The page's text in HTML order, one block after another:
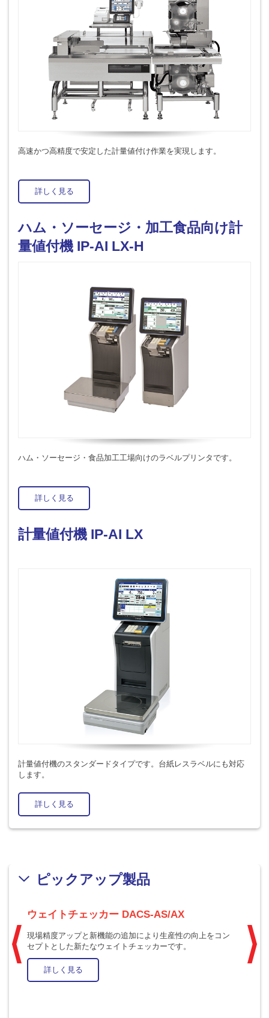
高速かつ高精度で安定した計量値付け作業を実現します。
詳しく見る
ハム・ソーセージ・加工食品向け計
量値付機 IP-AI LX-H
ハム・ソーセージ・食品加工工場向けのラベルプリンタです。
詳しく見る
計量値付機 IP-AI LX
計量値付機のスタンダードタイプです。台紙レスラベルにも対応
します。
詳しく見る
ピックアップ製品
ウェイトチェッカー DACS-AS/AX
現場精度アップと新機能の追加により生産性の向上をコン
セプトとした新たなウェイトチェッカーです。
詳しく見る